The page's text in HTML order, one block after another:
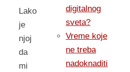
Lako
je
njoj
da
mi
digitalnog
sveta?
Vreme koje
ne treba
nadoknaditi